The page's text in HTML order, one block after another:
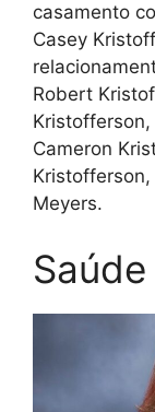
casamento
Casey
Robert
Cameron
Meyers.
Saúde